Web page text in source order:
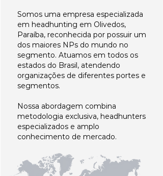
Somos uma empresa especializada
em headhunting em Olivedos,
Paraíba, reconhecida por possuir um
dos maiores NPs do mundo no
segmento. Atuamos em todos os
estados do Brasil, atendendo
organizações de diferentes portes e
segmentos.
Nossa abordagem combina
metodologia exclusiva, headhunters
especializados e amplo
conhecimento de mercado.